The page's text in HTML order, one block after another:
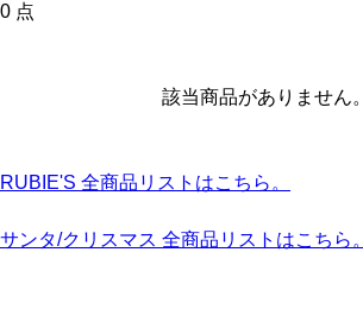
0 点
該当商品がありません。
RUBIE'S 全商品リストはこちら。
サンタ/クリスマス 全商品リストはこちら。